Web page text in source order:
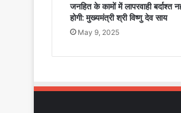
जनहित के कामों में लापरवाही बर्दाश्त
होगी: मुख्यमंत्री श्री विष्णु देव साय
May 9, 2025